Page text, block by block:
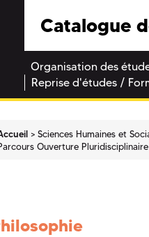
Catalogue
Organisation des
Reprise d'études /
Sciences Humaines et
Ouverture Pluridisciplinaire